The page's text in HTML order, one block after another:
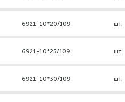
6921-10*20/109 шт.
6921-10*25/109 шт.
6921-10*30/109 шт.